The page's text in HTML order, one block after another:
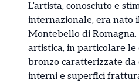
L’artista, conosciuto e
internazionale, era nato
Montebello di
artistica, in particolare
bronzo caratterizzate da
interni e superfici